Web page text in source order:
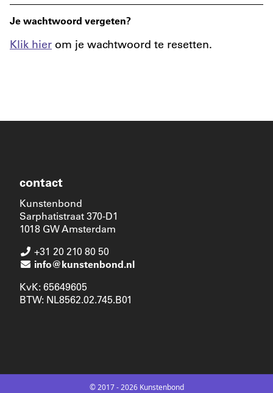
Je wachtwoord vergeten?
Klik hier om je wachtwoord te resetten.
contact
Kunstenbond
Sarphatistraat 370-D1
1018 GW Amsterdam
+31 20 210 80 50
info@kunstenbond.nl
KvK: 65649605
BTW: NL8562.02.745.B01
© 2017 - 2026 Kunstenbond